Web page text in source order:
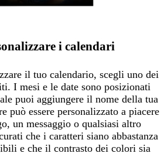
i calendari
il tuo calendario, scegli uno dei
I mesi e le date sono posizionati
puoi aggiungere il nome della tua
può essere personalizzato a piacere
un messaggio o qualsiasi altro
che i caratteri siano abbastanza
e che il contrasto dei colori sia